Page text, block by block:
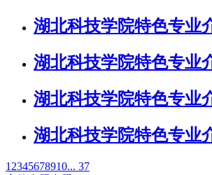
湖北科技学院特色专业
湖北科技学院特色专业
湖北科技学院特色专业
湖北科技学院特色专业
1 2345678910... 37